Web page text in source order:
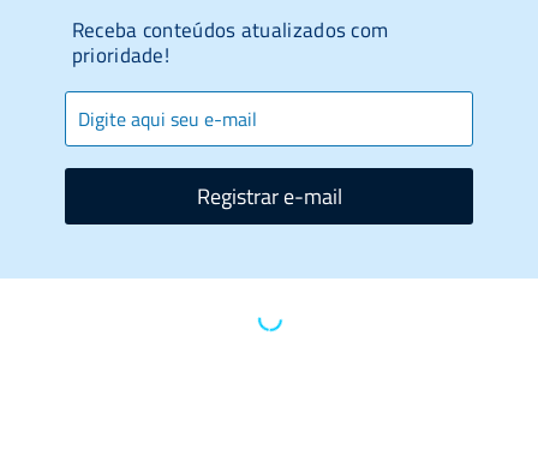
Receba conteúdos atualizados com
prioridade!
Registrar e-mail